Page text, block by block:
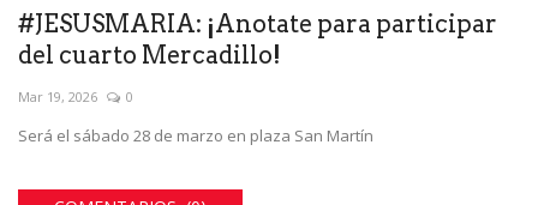
#JESUSMARIA: ¡Anotate para participar
del cuarto Mercadillo!
Mar 19, 2026 0
Será el sábado 28 de marzo en plaza San Martín